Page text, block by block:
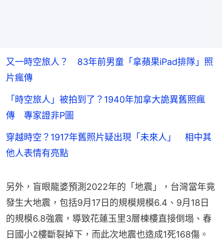
又一時空旅人？ 83年前男童「拿蘋果iPad排隊」照
片瘋傳
「時空旅人」被拍到了？1940年加拿大詭異舊照瘋
傳 專家證非P圖
穿越時空？1917年舊照片疑出現「未來人」 相中其
他人表情有亮點
另外，盲眼龍婆預測2022年的「地震」，台灣當年竟
發生大地震，包括9月17日的規模規模6.4、9月18日
的規模6.8強震，導致花蓮玉里3層棟樓直接倒塌、春
日國小2樓斷裂掉下，而此次地震也造成1死168傷。